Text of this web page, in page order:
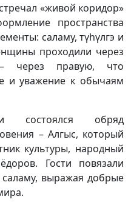
«живой коридор»
пространства
саламу, түһүлгэ и
проходили через
через правую, что
и уважение к обычаям
состоялся обряд
– Алгыс, который
культуры, народный
Гости повязали
выражая добрые